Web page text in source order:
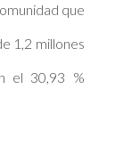
que
1,2 millones
el 30,93 %